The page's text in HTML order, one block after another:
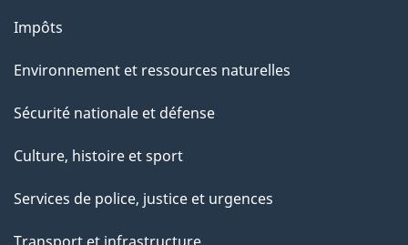
Impôts
Environnement et ressources naturelles
Sécurité nationale et défense
Culture, histoire et sport
Services de police, justice et urgences
Transport et infrastructure